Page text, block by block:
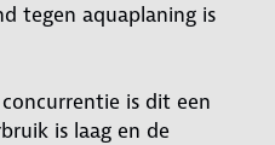
tegen aquaplaning is
is dit een
is laag en de